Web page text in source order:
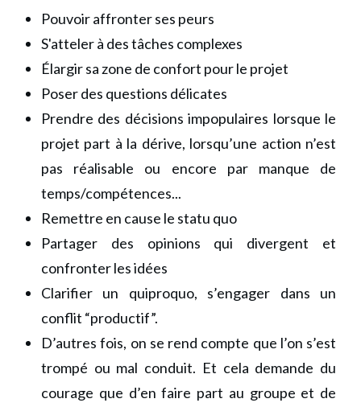
Pouvoir affronter ses peurs
S'atteler à des tâches complexes
Élargir sa zone de confort pour le projet
Poser des questions délicates
Prendre des décisions impopulaires lorsque le
projet part à la dérive, lorsqu’une action n’est
pas réalisable ou encore par manque de
temps/compétences...
Remettre en cause le statu quo
Partager des opinions qui divergent et
confronter les idées
Clarifier un quiproquo, s’engager dans un
conflit “productif”.
D’autres fois, on se rend compte que l’on s’est
trompé ou mal conduit. Et cela demande du
courage que d’en faire part au groupe et de